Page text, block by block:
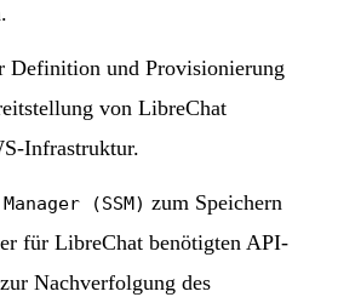
Definition und Provisionierung
von LibreChat
Infrastruktur.
(SSM) zum Speichern
für LibreChat benötigten API-
Nachverfolgung des